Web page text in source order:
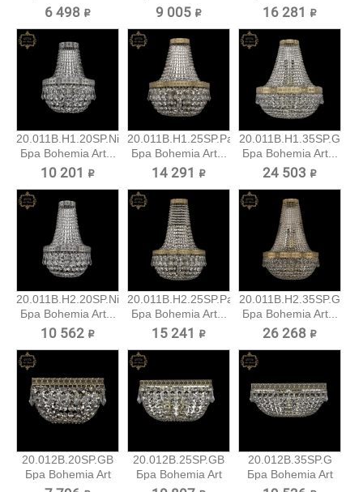
Classic
6 498 ₽
Classic
9 005 ₽
Classic
16 281 ₽
20.011B.H1.20SP.Ni
Бра Bohemia Art...
10 201 ₽
20.011B.H1.25SP.Pa
Бра Bohemia Art...
14 291 ₽
20.011B.H1.35SP.G
Бра Bohemia Art...
24 503 ₽
20.011B.H2.20SP.Ni
Бра Bohemia Art...
10 562 ₽
20.011B.H2.25SP.Pa
Бра Bohemia Art...
15 241 ₽
20.011B.H2.35SP.G
Бра Bohemia Art...
26 268 ₽
20.012B.20SP.GB
Бра Bohemia Art
Classic
20.012B.25SP.GB
Бра Bohemia Art
Classic
20.012B.35SP.G
Бра Bohemia Art
Classic